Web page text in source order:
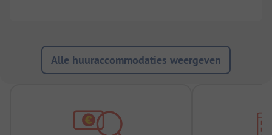
Alle huuraccommodaties weergeven